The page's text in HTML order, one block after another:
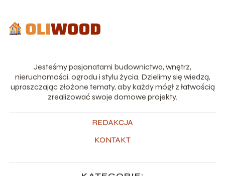
Jesteśmy pasjonatami budownictwa, wnętrz,
nieruchomości, ogrodu i stylu życia. Dzielimy się wiedzą,
upraszczając złożone tematy, aby każdy mógł z łatwością
zrealizować swoje domowe projekty.
REDAKCJA
KONTAKT